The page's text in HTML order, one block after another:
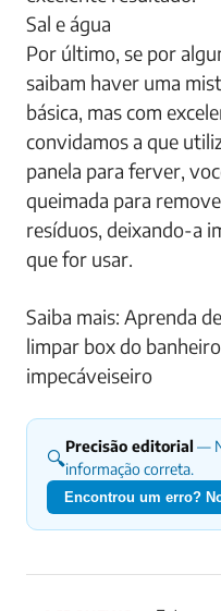
Sal e água
Por último, se por
saibam haver uma
básica, mas com
convidamos a que
panela para ferver,
queimada para
resíduos, deixando-a
que for usar.
Saiba mais: Aprenda
limpar box do
impecáveiseiro
🔍Precisão editorial —
informação correta.
Encontrou um erro?